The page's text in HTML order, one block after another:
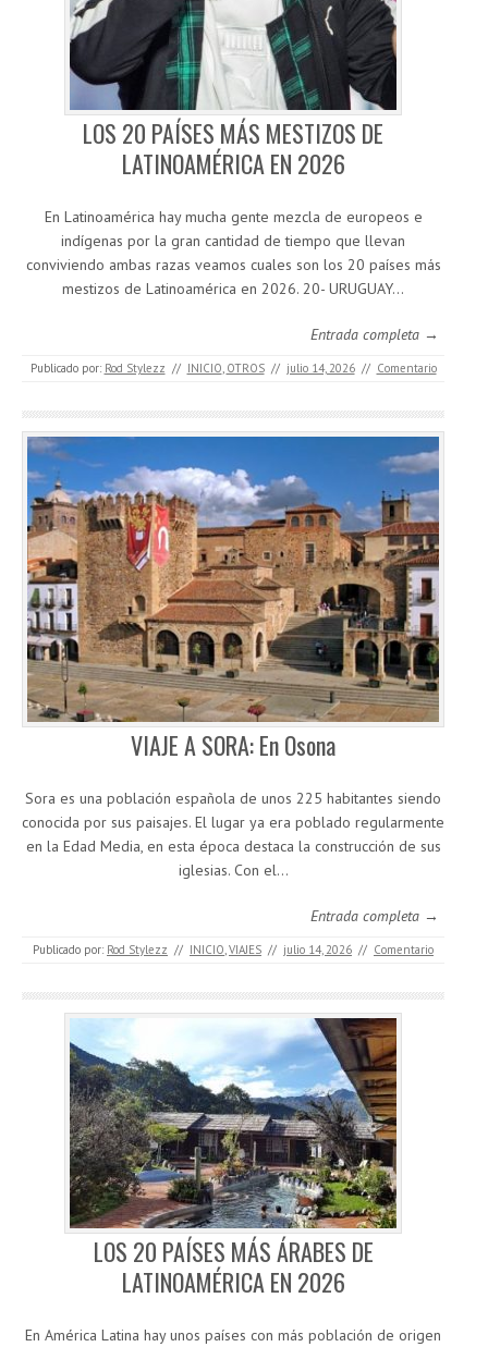
LOS 20 PAÍSES MÁS MESTIZOS DE
LATINOAMÉRICA EN 2026
En Latinoamérica hay mucha gente mezcla de europeos e
indígenas por la gran cantidad de tiempo que llevan
conviviendo ambas razas veamos cuales son los 20 países más
mestizos de Latinoamérica en 2026. 20- URUGUAY…
Entrada completa →
Publicado por: Rod Stylezz // INICIO, OTROS // julio 14, 2026 // Comentario
VIAJE A SORA: En Osona
Sora es una población española de unos 225 habitantes siendo
conocida por sus paisajes. El lugar ya era poblado regularmente
en la Edad Media, en esta época destaca la construcción de sus
iglesias. Con el…
Entrada completa →
Publicado por: Rod Stylezz // INICIO,VIAJES // julio 14, 2026 // Comentario
LOS 20 PAÍSES MÁS ÁRABES DE
LATINOAMÉRICA EN 2026
En América Latina hay unos países con más población de origen